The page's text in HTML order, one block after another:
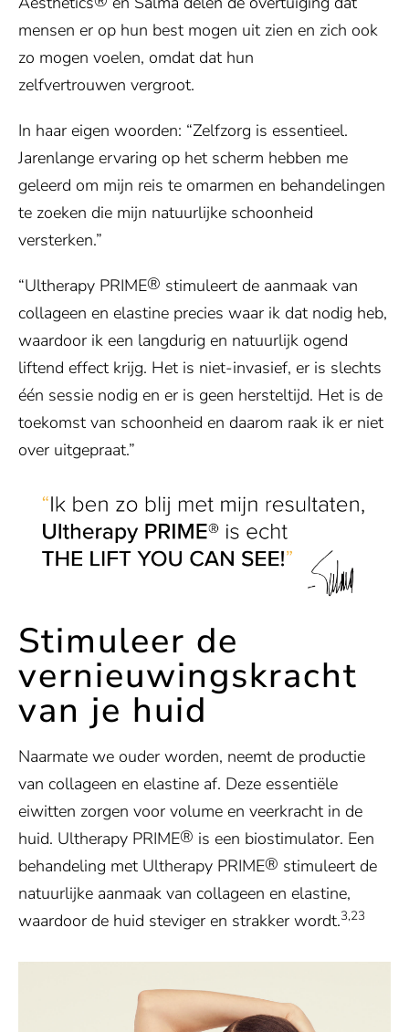
mensen er op hun best mogen uit zien en zich ook
zo mogen voelen, omdat dat hun
zelfvertrouwen vergroot.
In haar eigen woorden: “Zelfzorg is essentieel.
Jarenlange ervaring op het scherm hebben me
geleerd om mijn reis te omarmen en behandelingen
te zoeken die mijn natuurlijke schoonheid
versterken.”
“Ultherapy PRIME® stimuleert de aanmaak van
collageen en elastine precies waar ik dat nodig heb,
waardoor ik een langdurig en natuurlijk ogend
liftend effect krijg. Het is niet-invasief, er is slechts
één sessie nodig en er is geen hersteltijd. Het is de
toekomst van schoonheid en daarom raak ik er niet
over uitgepraat.”
Stimuleer de
vernieuwingskracht
van je huid
Naarmate we ouder worden, neemt de productie
van collageen en elastine af. Deze essentiële
eiwitten zorgen voor volume en veerkracht in de
huid. Ultherapy PRIME® is een biostimulator. Een
behandeling met Ultherapy PRIME® stimuleert de
natuurlijke aanmaak van collageen en elastine,
waardoor de huid steviger en strakker wordt.3,23